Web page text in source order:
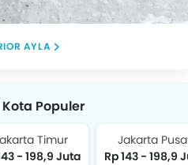
AYLA
Kota Populer
Timur
- 198,9 Juta
Jakarta
Rp 143 - 198,9